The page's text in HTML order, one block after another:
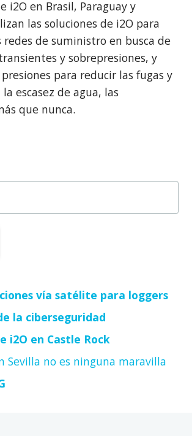
i2O en Brasil, Paraguay y
las soluciones de i2O para
redes de suministro en busca de
y sobrepresiones, y
para reducir las fugas y
escasez de agua, las
que nunca.
vía satélite para loggers
la ciberseguridad
i2O en Castle Rock
Sevilla no es ninguna maravilla